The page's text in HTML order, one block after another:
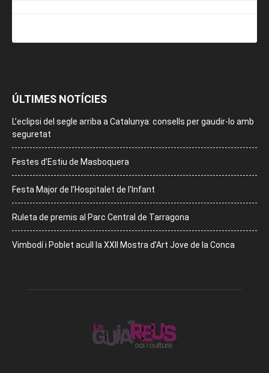
ÚLTIMES NOTÍCIES
L’eclipsi del segle arriba a Catalunya: consells per gaudir-lo amb
seguretat
Festes d’Estiu de Masboquera
Festa Major de l’Hospitalet de l’Infant
Ruleta de premis al Parc Central de Tarragona
Vimbodí i Poblet acull la XXII Mostra d’Art Jove de la Conca